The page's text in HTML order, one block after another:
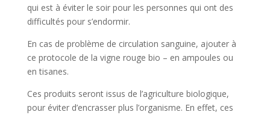
qui est à éviter le soir pour les personnes qui ont des
difficultés pour s’endormir.
En cas de problème de circulation sanguine, ajouter à
ce protocole de la vigne rouge bio – en ampoules ou
en tisanes.
Ces produits seront issus de l’agriculture biologique,
pour éviter d’encrasser plus l’organisme. En effet, ces